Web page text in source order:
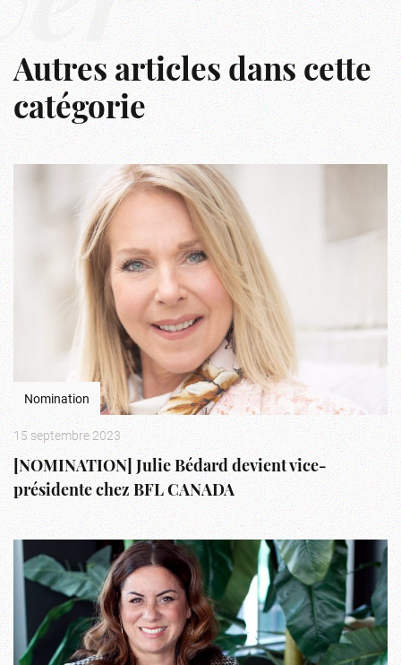
Autres articles dans cette
catégorie
Nomination
15 septembre 2023
[NOMINATION] Julie Bédard devient vice-
présidente chez BFL CANADA